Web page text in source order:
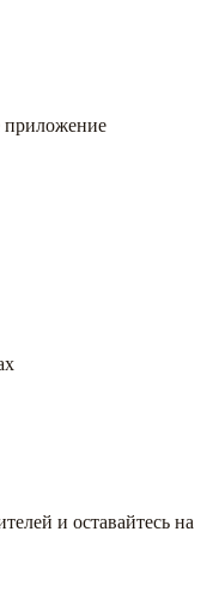
приложение
и оставайтесь на